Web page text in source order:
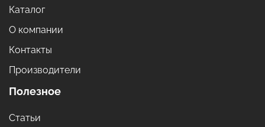
Каталог
О компании
Контакты
Производители
Полезное
Статьи